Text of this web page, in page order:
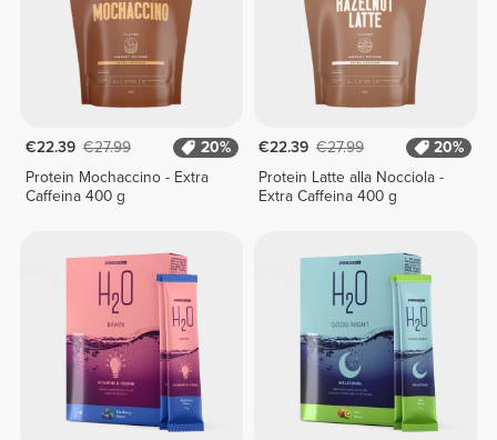
€22.39 €27.99
20%
Protein Mochaccino - Extra
Caffeina 400 g
€22.39 €27.99
20%
Protein Latte alla Nocciola -
Extra Caffeina 400 g